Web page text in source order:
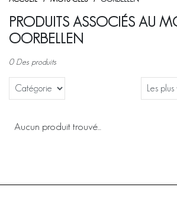
PRODUITS ASSOCIÉS AU
OORBELLEN
0 Des produits
Aucun produit trouvé...